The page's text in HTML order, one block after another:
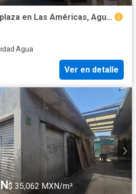
Preventa locales en plaza en Las Américas, Aguascalientes
·Agua
Ver en detalle
$ 35,062 MXN/m²